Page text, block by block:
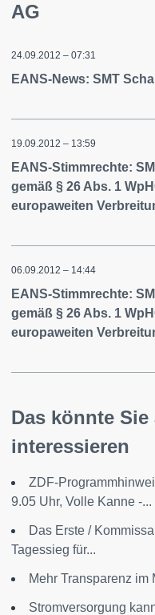
AG
24.09.2012 – 07:31
EANS-News: SMT
19.09.2012 – 13:59
EANS-Stimmrechte:
gemäß § 26 Abs. 1
europaweiten
06.09.2012 – 14:44
EANS-Stimmrechte:
gemäß § 26 Abs. 1
europaweiten
Das könnte Sie
interessieren
ZDF-
9.05 Uhr, Volle Kanne -...
Das Erste /
Tagessieg für...
Mehr Transparenz im
Stromversorgung